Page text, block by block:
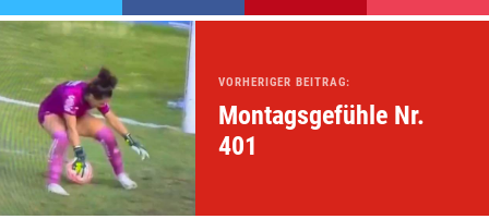
VORHERIGER BEITRAG:
Montagsgefühle Nr.
401